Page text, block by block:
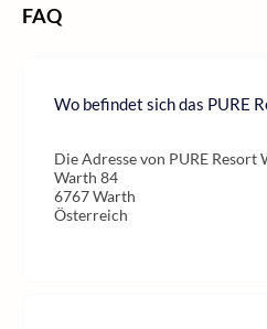
FAQ
Wo befindet sich das PURE
Die Adresse von PURE Resort
Warth 84
6767 Warth
Österreich